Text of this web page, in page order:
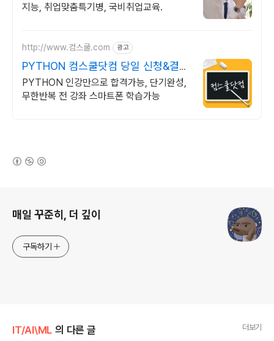
지능, 취업맞춤특기병, 국비취업교육.
http://www.컴스쿨.com 광고
PYTHON 컴스쿨닷컴 당일 신청&결제
시 기프티콘!
PYTHON 인강만으로 합격가능, 단기완성,
무한반복 전 강좌 스마트폰 학습가능
매일 꾸준히, 더 깊이
구독하기
IT/AI\ML 의 다른 글 더보기